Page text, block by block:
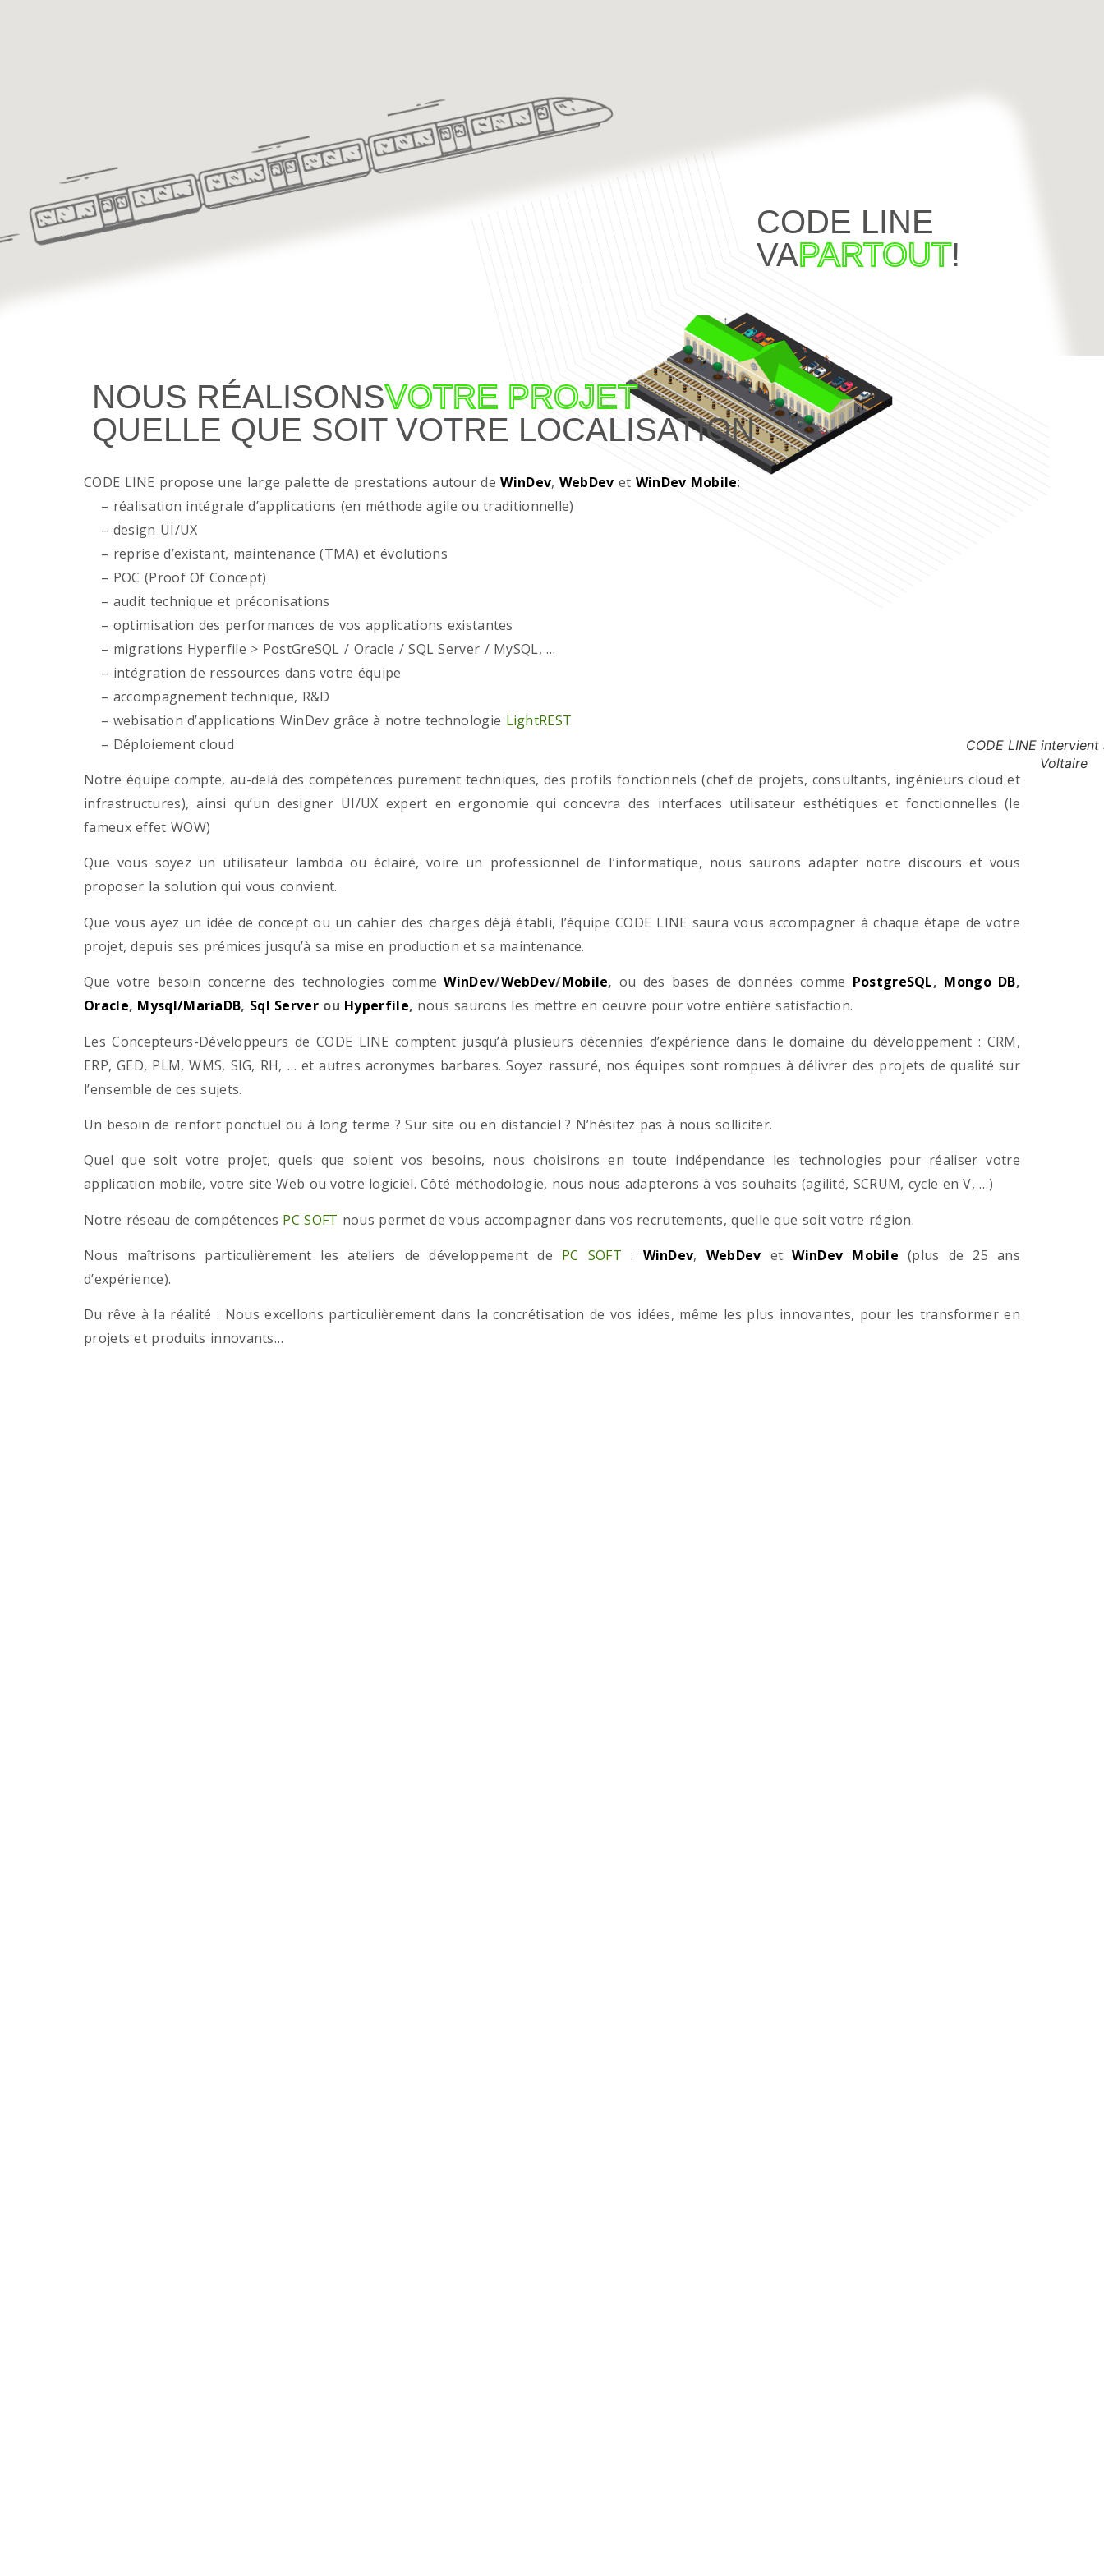
CODE LINE
VAPARTOUT!
NOUS RÉALISONSVOTRE PROJET
QUELLE QUE SOIT VOTRE LOCALISATION
CODE LINE propose une large palette de prestations autour deWinDev, WebDev et WinDev Mobile:
– réalisation intégrale d’applications (en méthode agile ou traditionnelle)
– design UI/UX
– reprise d’existant, maintenance (TMA) et évolutions
– POC (Proof Of Concept)
– audit technique et préconisations
– optimisation des performances de vos applications existantes
– migrations Hyperfile > PostGreSQL / Oracle / SQL Server / MySQL, …
– intégration de ressources dans votre équipe
– accompagnement technique, R&D
– webisation d’applications WinDev grâce à notre technologie LightREST
– Déploiement cloud
Notre équipe compte, au-delà des compétences purement techniques, des profils fonctionnels (chef de projets, consultants, ingénieurs cloud et
infrastructures), ainsi qu’un designer UI/UX expert en ergonomie qui concevra des interfaces utilisateur esthétiques et fonctionnelles (le
fameux effet WOW)
Que vous soyez un utilisateur lambda ou éclairé, voire un professionnel de l’informatique, nous saurons adapter notre discours et vous
proposer la solution qui vous convient.
Que vous ayez un idée de concept ou un cahier des charges déjà établi, l’équipe CODE LINE saura vous accompagner à chaque étape de votre
projet, depuis ses prémices jusqu’à sa mise en production et sa maintenance.
Que votre besoin concerne des technologies commeWinDev/WebDev/Mobile, ou des bases de données comme PostgreSQL, Mongo DB,
Oracle, Mysql/MariaDB, Sql Serverou Hyperfile, nous saurons les mettre en oeuvre pour votre entière satisfaction.
Les Concepteurs-Développeurs de CODE LINE comptent jusqu’à plusieurs décennies d’expérience dans le domaine du développement : CRM,
ERP, GED, PLM, WMS, SIG, RH, … et autres acronymes barbares. Soyez rassuré, nos équipes sont rompues à délivrer des projets de qualité sur
l’ensemble de ces sujets.
Un besoin de renfort ponctuel ou à long terme ? Sur site ou en distanciel ? N’hésitez pas à nous solliciter.
Quel que soit votre projet, quels que soient vos besoins, nous choisirons en toute indépendance les technologies pour réaliser votre
application mobile, votre site Web ou votre logiciel. Côté méthodologie, nous nous adapterons à vos souhaits (agilité, SCRUM, cycle en V, …)
Notre réseau de compétences PC SOFT nous permet de vous accompagner dans vos recrutements, quelle que soit votre région.
Nous maîtrisons particulièrement les ateliers de développement de PC SOFT : WinDev, WebDev et WinDev Mobile (plus de 25 ans
d’expérience).
Du rêve à la réalité : Nous excellons particulièrement dans la concrétisation de vos idées, même les plus innovantes, pour les transformer en
projets et produits innovants…
CODE LINE intervient
Voltaire